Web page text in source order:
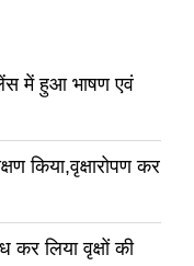
में हुआ भाषण एवं
किया,वृक्षारोपण कर
कर लिया वृक्षों की